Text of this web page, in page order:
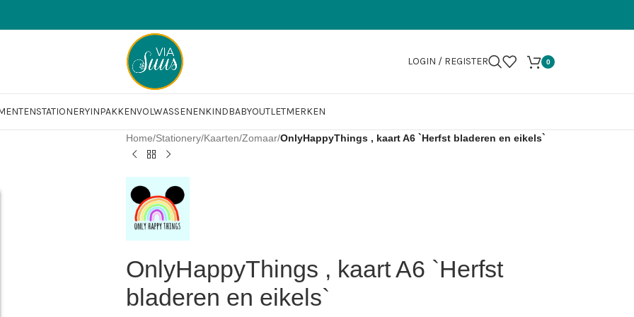
LOGIN / REGISTER 0
STATIONERYINPAKKENVOLWASSENENKINDBABYOUTLETMERKEN
Home/Stationery/Kaarten/Zomaar/OnlyHappyThings , kaart A6 `Herfst bladeren en eikels`
OnlyHappyThings , kaart A6 `Herfst
bladeren en eikels`